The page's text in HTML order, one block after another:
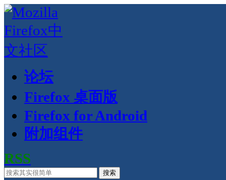
论坛
Firefox 桌面版
Firefox for Android
附加组件
RSS
搜索